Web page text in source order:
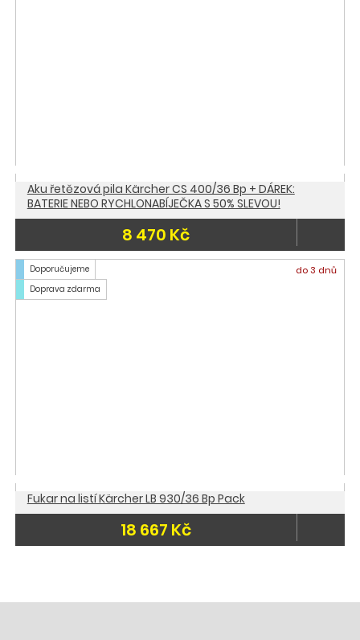
Aku řetězová pila Kärcher CS 400/36 Bp + DÁREK:
BATERIE NEBO RYCHLONABÍJEČKA S 50% SLEVOU!
8 470 Kč
Doporučujeme
Doprava zdarma
do 3 dnů
Fukar na listí Kärcher LB 930/36 Bp Pack
18 667 Kč